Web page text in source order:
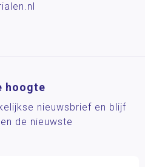
hoogte
nieuwsbrief en blijf
de nieuwste